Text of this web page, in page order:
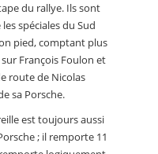
du rallye. Ils sont
spéciales du Sud
pied, comptant plus
François Foulon et
route de Nicolas
sa Porsche.
est toujours aussi
; il remporte 11